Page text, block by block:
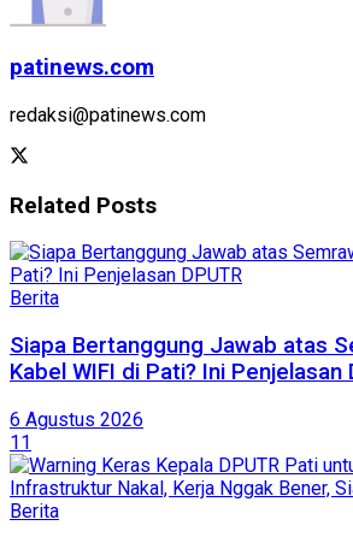
patinews.com
redaksi@patinews.com
Related Posts
Berita
Siapa Bertanggung Jawab atas
Kabel WIFI di Pati? Ini Penjelasan
6 Agustus 2026
11
Berita